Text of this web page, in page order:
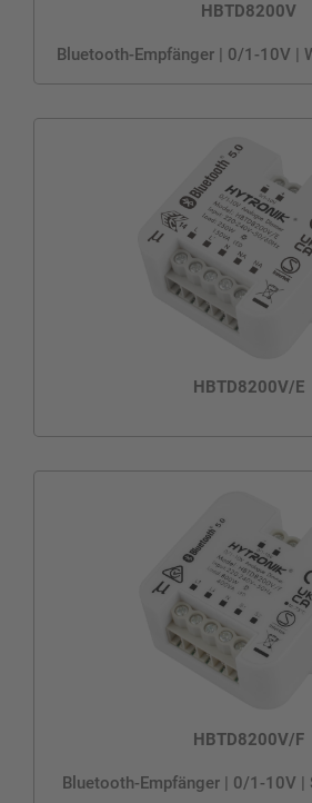
HBTD8200V
Bluetooth-Empfänger | 0/1-10V |
HBTD8200V/E
HBTD8200V/F
Bluetooth-Empfänger | 0/1-10V |